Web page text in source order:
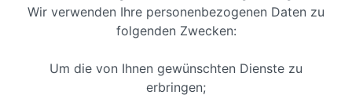
Wir verwenden Ihre personenbezogenen Daten zu
folgenden Zwecken:
Um die von Ihnen gewünschten Dienste zu
erbringen;